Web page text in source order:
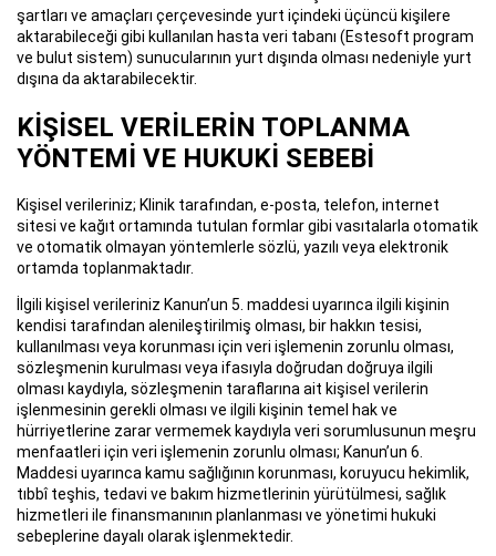
şartları ve amaçları çerçevesinde yurt içindeki üçüncü kişilere
aktarabileceği gibi kullanılan hasta veri tabanı (Estesoft program
ve bulut sistem) sunucularının yurt dışında olması nedeniyle yurt
dışına da aktarabilecektir.
KİŞİSEL VERİLERİN TOPLANMA
YÖNTEMİ VE HUKUKİ SEBEBİ
Kişisel verileriniz; Klinik tarafından, e-posta, telefon, internet
sitesi ve kağıt ortamında tutulan formlar gibi vasıtalarla otomatik
ve otomatik olmayan yöntemlerle sözlü, yazılı veya elektronik
ortamda toplanmaktadır.
İlgili kişisel verileriniz Kanun’un 5. maddesi uyarınca ilgili kişinin
kendisi tarafından alenileştirilmiş olması, bir hakkın tesisi,
kullanılması veya korunması için veri işlemenin zorunlu olması,
sözleşmenin kurulması veya ifasıyla doğrudan doğruya ilgili
olması kaydıyla, sözleşmenin taraflarına ait kişisel verilerin
işlenmesinin gerekli olması ve ilgili kişinin temel hak ve
hürriyetlerine zarar vermemek kaydıyla veri sorumlusunun meşru
menfaatleri için veri işlemenin zorunlu olması; Kanun’un 6.
Maddesi uyarınca kamu sağlığının korunması, koruyucu hekimlik,
tıbbî teşhis, tedavi ve bakım hizmetlerinin yürütülmesi, sağlık
hizmetleri ile finansmanının planlanması ve yönetimi hukuki
sebeplerine dayalı olarak işlenmektedir.